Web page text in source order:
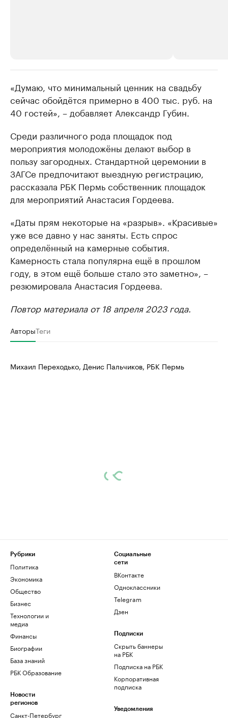
Крупнейшие производители и
продавцы медийной продукции
РБК Компании
Страховые
«Думаю, что минимальный ценник на свадьбу
сейчас обойдётся примерно в 400 тыс. руб. на
40 гостей», – добавляет Александр Губин.
Среди различного рода площадок под
мероприятия молодожёны делают выбор в
пользу загородных. Стандартной церемонии в
ЗАГСе предпочитают выездную регистрацию,
рассказала РБК Пермь собственник площадок
для мероприятий Анастасия Гордеева.
«Даты прям некоторые на «разрыв». «Красивые»
уже все давно у нас заняты. Есть спрос
определённый на камерные события.
Камерность стала популярна ещё в прошлом
году, в этом ещё больше стало это заметно», –
резюмировала Анастасия Гордеева.
Повтор материала от 18 апреля 2023 года.
АвторыТеги
Михаил Переходько, Денис Пальчиков, РБК Пермь
Рубрики
Политика
Экономика
Общество
Бизнес
Технологии и
медиа
Финансы
Биографии
База знаний
РБК Образование
Новости
регионов
Санкт-Петербург
Социальные
сети
ВКонтакте
Одноклассники
Telegram
Дзен
Подписки
Скрыть баннеры
на РБК
Подписка на РБК
Корпоративная
подписка
Уведомления